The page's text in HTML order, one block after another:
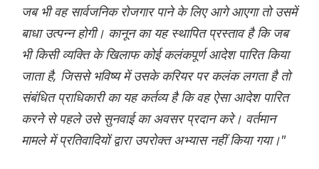
जब भी वह सार्वजनिक रोजगार पाने के लिए आगे आएगा तो उसमें
बाधा उत्पन्न होगी। कानून का यह स्थापित प्रस्ताव है कि जब
भी किसी व्यक्ति के खिलाफ कोई कलंकपूर्ण आदेश पारित किया
जाता है, जिससे भविष्य में उसके करियर पर कलंक लगता है तो
संबंधित प्राधिकारी का यह कर्तव्य है कि वह ऐसा आदेश पारित
करने से पहले उसे सुनवाई का अवसर प्रदान करे। वर्तमान
मामले में प्रतिवादियों द्वारा उपरोक्त अभ्यास नहीं किया गया।"